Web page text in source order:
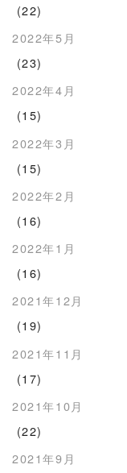
(22)
2022年5月
(23)
2022年4月
(15)
2022年3月
(15)
2022年2月
(16)
2022年1月
(16)
2021年12月
(19)
2021年11月
(17)
2021年10月
(22)
2021年9月